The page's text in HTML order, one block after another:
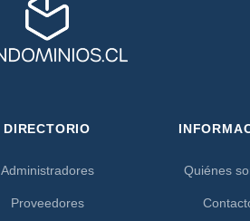
DIRECTORIO
Administradores
Proveedores
Quiénes